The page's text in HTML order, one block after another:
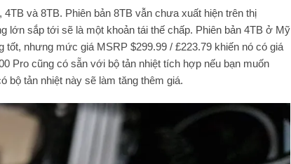
và 8TB. Phiên bản 8TB vẫn chưa xuất hiện trên thị
lớn sắp tới sẽ là một khoản tái thế chấp. Phiên bản 4TB ở Mỹ
nhưng mức giá MSRP $299.99 / £223.79 khiến nó có giá
Pro cũng có sẵn với bộ tản nhiệt tích hợp nếu bạn muốn
bộ tản nhiệt này sẽ làm tăng thêm giá.